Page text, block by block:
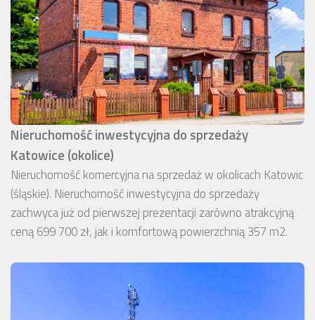
Nieruchomość inwestycyjna do sprzedaży
Katowice (okolice)
Nieruchomość komercyjna na sprzedaż w okolicach Katowic
(śląskie). Nieruchomość inwestycyjna do sprzedaży
zachwyca już od pierwszej prezentacji zarówno atrakcyjną
ceną 699 700 zł, jak i komfortową powierzchnią 357 m2.